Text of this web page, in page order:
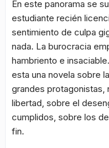
En este panorama se
estudiante recién
sentimiento de culpa
nada. La burocracia
hambriento e
esta una novela sobre
grandes protagonistas,
libertad, sobre el
cumplidos, sobre los
fin.